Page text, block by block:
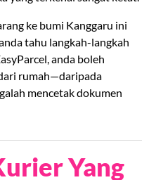
ke bumi Kanggaru ini
tahu langkah-langkah
anda boleh
rumah—daripada
mencetak dokumen
Yang